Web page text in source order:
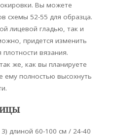
Вы можете
схемы 52-55 для образца.
лицевой гладью, так и
придется изменить
вязания.
же, как вы планируете
ему полностью высохнуть
длиной 60-100 см / 24-40